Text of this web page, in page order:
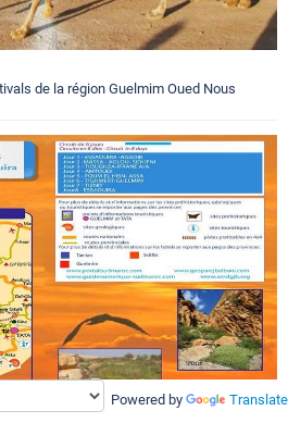
de la région Guelmim Oued Nous
Powered by Translate